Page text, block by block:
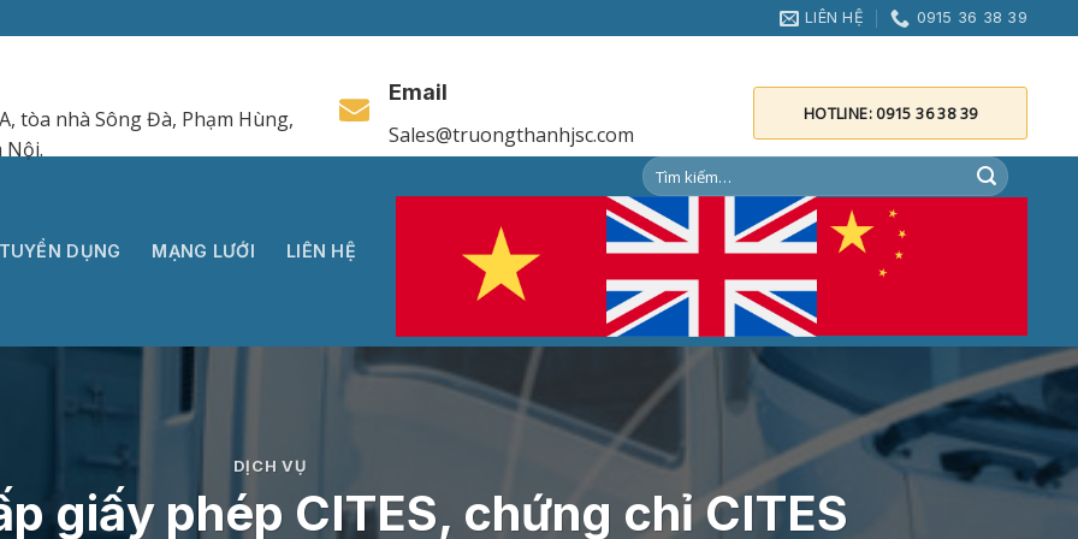
LIÊN HỆ 0915 36 38 39
tòa nhà Sông Đà, Phạm Hùng,
Nội.
Email
Sales@truongthanhjsc.com
HOTLINE: 0915 36 38 39
TUYỂN DỤNG MẠNG LƯỚI LIÊN HỆ
DỊCH VỤ
giấy phép CITES, chứng chỉ CITES